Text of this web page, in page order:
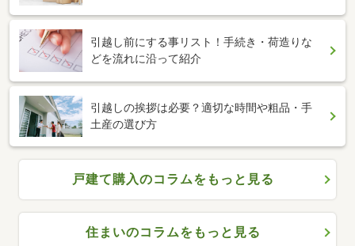
引越し前にする事リスト！手続き・荷造りな
どを流れに沿って紹介
引越しの挨拶は必要？適切な時間や粗品・手
土産の選び方
戸建て購入のコラムをもっと見る
住まいのコラムをもっと見る